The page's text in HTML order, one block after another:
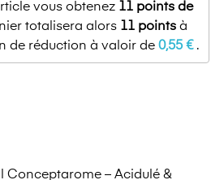
vous obtenez 11points de
totalisera alors 11 points à
de réduction à valoir de 0,55 €.
Conceptarome – Acidulé &